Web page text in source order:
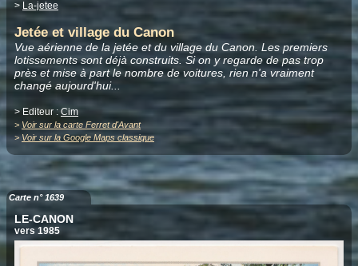
> La-jetee
Jetée et village du Canon
Vue aérienne de la jetée et du village du Canon. Les premiers
lotissements sont déjà construits. Si on y regarde de pas trop
près et mise à part le nombre de voitures, rien n'a vraiment
changé aujourd'hui...
> Editeur : Cim
> Voir sur la carte Ferret d'Avant
>Voir sur la Google Maps classique
Carte n° 1639
LE-CANON
vers 1985